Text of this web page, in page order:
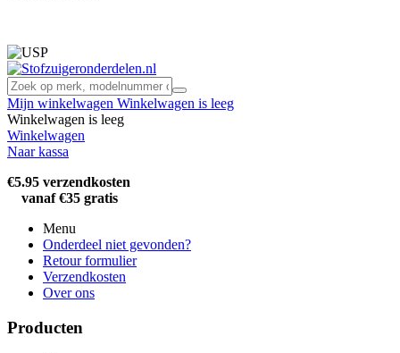
Mijn winkelwagen Winkelwagen is leeg
Winkelwagen is leeg
Winkelwagen
Naar kassa
€5.95 verzendkosten
vanaf €35 gratis
Menu
Onderdeel niet gevonden?
Retour formulier
Verzendkosten
Over ons
Producten